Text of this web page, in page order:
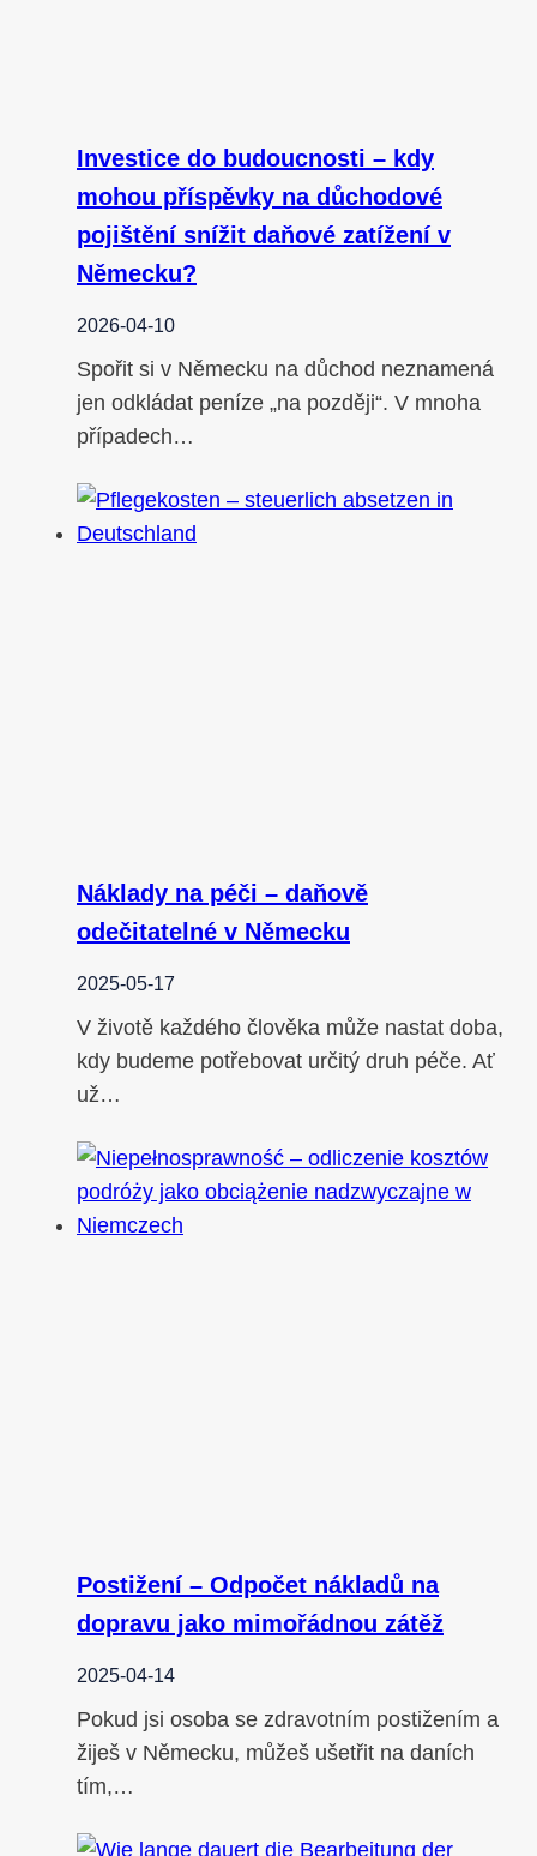
Investice do budoucnosti – kdy
mohou příspěvky na důchodové
pojištění snížit daňové zatížení v
Německu?
2026-04-10
Spořit si v Německu na důchod neznamená
jen odkládat peníze „na později“. V mnoha
případech…
Náklady na péči – daňově
odečitatelné v Německu
2025-05-17
V životě každého člověka může nastat doba,
kdy budeme potřebovat určitý druh péče. Ať
už…
Postižení – Odpočet nákladů na
dopravu jako mimořádnou zátěž
2025-04-14
Pokud jsi osoba se zdravotním postižením a
žiješ v Německu, můžeš ušetřit na daních
tím,…